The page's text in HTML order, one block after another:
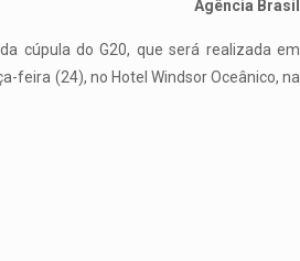
Agência Brasil
cúpula do G20, que será realizada em
feira (24), no Hotel Windsor Oceânico, na